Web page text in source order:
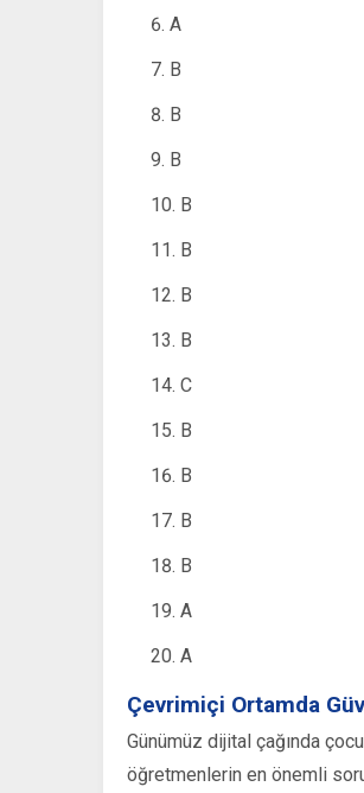
A
B
B
B
B
B
B
B
C
B
B
B
B
A
A
Çevrimiçi Ortamda
Günümüz dijital çağında
öğretmenlerin en önemli